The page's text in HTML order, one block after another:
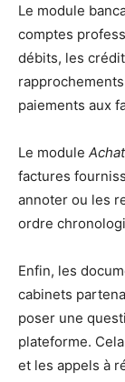
Le module
comptes
débits, les
paiements aux
Le module
factures
annoter ou les
ordre
Enfin, les
cabinets
poser une
plateforme.
et les appels à